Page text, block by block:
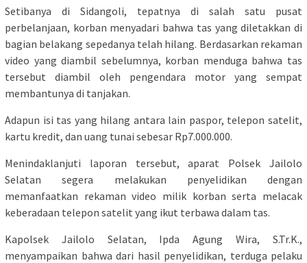
Setibanya di Sidangoli, tepatnya di salah satu pusat
perbelanjaan, korban menyadari bahwa tas yang diletakkan di
bagian belakang sepedanya telah hilang. Berdasarkan rekaman
video yang diambil sebelumnya, korban menduga bahwa tas
tersebut diambil oleh pengendara motor yang sempat
membantunya di tanjakan.
Adapun isi tas yang hilang antara lain paspor, telepon satelit,
kartu kredit, dan uang tunai sebesar Rp7.000.000.
Menindaklanjuti laporan tersebut, aparat Polsek Jailolo
Selatan segera melakukan penyelidikan dengan
memanfaatkan rekaman video milik korban serta melacak
keberadaan telepon satelit yang ikut terbawa dalam tas.
Kapolsek Jailolo Selatan, Ipda Agung Wira, S.Tr.K.,
menyampaikan bahwa dari hasil penyelidikan, terduga pelaku